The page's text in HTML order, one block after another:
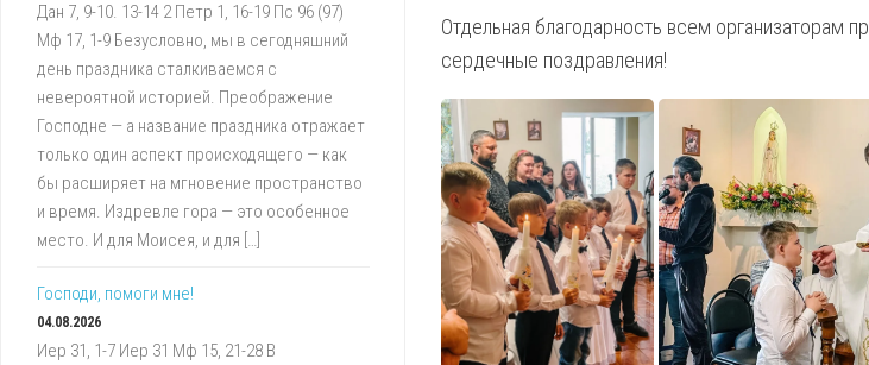
Отдельная благодарность всем организаторам
сердечные поздравления!
Дан 7, 9-10. 13-14 2 Петр 1, 16-19 Пс 96 (97)
Мф 17, 1-9 Безусловно, мы в сегодняшний
день праздника сталкиваемся с
невероятной историей. Преображение
Господне — а название праздника отражает
только один аспект происходящего — как
бы расширяет на мгновение пространство
и время. Издревле гора — это особенное
место. И для Моисея, и для […]
Господи, помоги мне!
04.08.2026
Иер 31, 1-7 Иер 31 Мф 15, 21-28 В